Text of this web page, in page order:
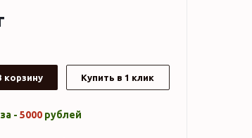
корзину Купить в 1 клик
- 5000 рублей